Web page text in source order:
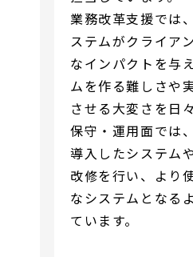
業務改革支援では
ステムがクライア
なインパクトを与
ムを作る難しさや
させる大変さを日
保守・運用面では
導入したシステム
改修を行い、より
なシステムとなる
ています。